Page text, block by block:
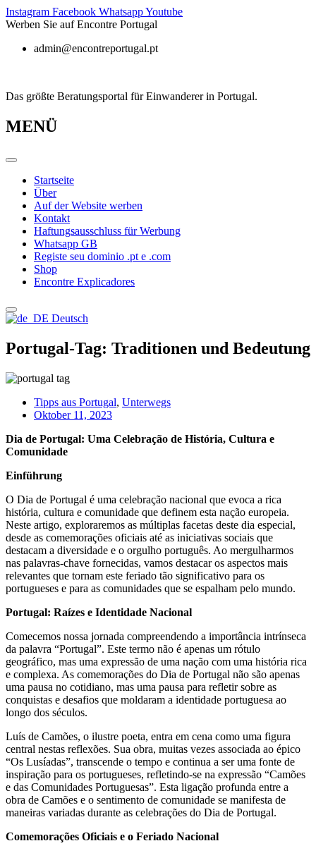
Zum
Inhalt
Instagram Facebook WhatsappYoutube
Werben Sie auf Encontre Portugal
admin@encontreportugal.pt
Das größte Beratungsportal für Einwanderer in Portugal.
MENÜ
Startseite
Über
Auf der Website werben
Kontakt
Haftungsausschluss für Werbung
Whatsapp GB
Registe seu dominio .pt e .com
Shop
Encontre Explicadores
Deutsch
Portugal-Tag: Traditionen und Bedeutung
Tipps aus Portugal, Unterwegs
Oktober 11, 2023
Dia de Portugal: Uma Celebração de História, Cultura e
Comunidade
Einführung
O Dia de Portugal é uma celebração nacional que evoca a rica
história, cultura e comunidade que definem esta nação europeia.
Neste artigo, exploraremos as múltiplas facetas deste dia especial,
desde as comemorações oficiais até as iniciativas sociais que
destacam a diversidade e o orgulho português. Ao mergulharmos
nas palavras-chave fornecidas, vamos destacar os aspectos mais
relevantes que tornam este feriado tão significativo para os
portugueses e para as comunidades que se espalham pelo mundo.
Portugal: Raízes e Identidade Nacional
Comecemos nossa jornada compreendendo a importância intrínseca
da palavra “Portugal”. Este termo não é apenas um rótulo
geográfico, mas uma expressão de uma nação com uma história rica
e complexa. As comemorações do Dia de Portugal não são apenas
uma pausa no cotidiano, mas uma pausa para refletir sobre as
conquistas e desafios que moldaram a identidade portuguesa ao
longo dos séculos.
Luís de Camões, o ilustre poeta, entra em cena como uma figura
central nestas reflexões. Sua obra, muitas vezes associada ao épico
“Os Lusíadas”, transcende o tempo e continua a ser uma fonte de
inspiração para os portugueses, refletindo-se na expressão “Camões
e das Comunidades Portuguesas”. Esta ligação profunda entre a
obra de Camões e o sentimento de comunidade se manifesta de
maneiras variadas durante as celebrações do Dia de Portugal.
Comemorações Oficiais e o Feriado Nacional